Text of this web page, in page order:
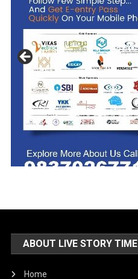
ABOUT LIVE STORY TIME
Home